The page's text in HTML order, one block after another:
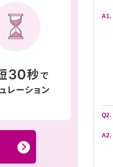
A1.
Q2.
A2.